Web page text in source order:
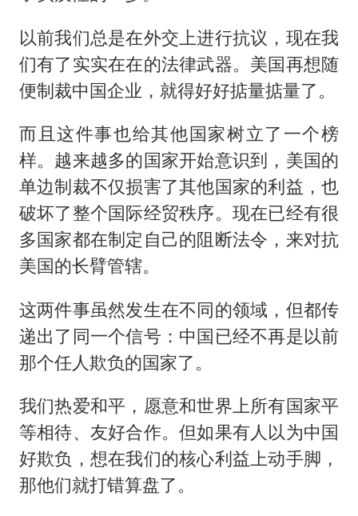
以前我们总是在外交上进行抗议，现在我
们有了实实在在的法律武器。美国再想随
便制裁中国企业，就得好好掂量掂量了。
而且这件事也给其他国家树立了一个榜
样。越来越多的国家开始意识到，美国的
单边制裁不仅损害了其他国家的利益，也
破坏了整个国际经贸秩序。现在已经有很
多国家都在制定自己的阻断法令，来对抗
美国的长臂管辖。
这两件事虽然发生在不同的领域，但都传
递出了同一个信号：中国已经不再是以前
那个任人欺负的国家了。
我们热爱和平，愿意和世界上所有国家平
等相待、友好合作。但如果有人以为中国
好欺负，想在我们的核心利益上动手脚，
那他们就打错算盘了。